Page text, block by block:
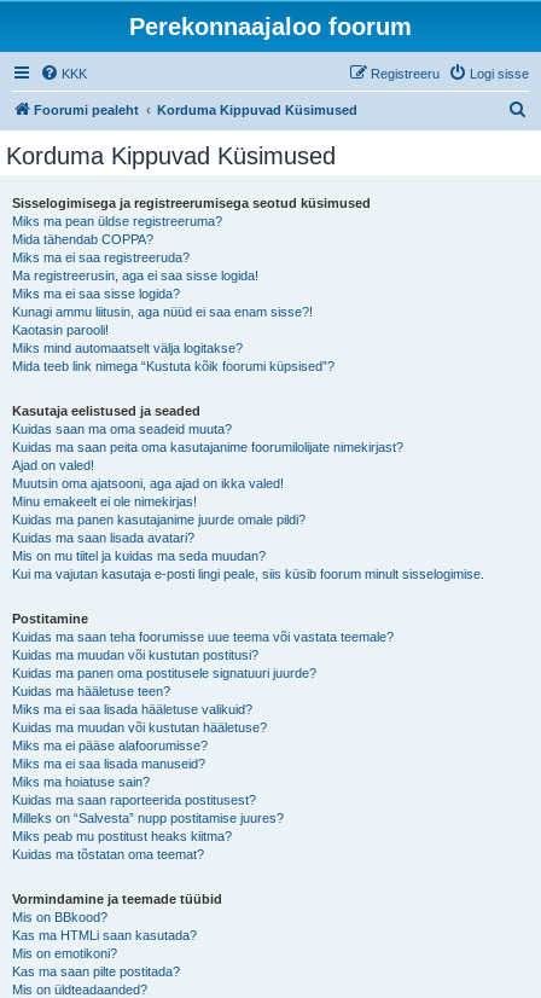
Perekonnaajaloo foorum
KKK Logi sisse
Registreeru
Foorumi pealeht Korduma Kippuvad Küsimused
Korduma Kippuvad Küsimused
Sisselogimisega ja registreerumisega seotud küsimused
Miks ma pean üldse registreeruma?
Mida tähendab COPPA?
Miks ma ei saa registreeruda?
Ma registreerusin, aga ei saa sisse logida!
Miks ma ei saa sisse logida?
Kunagi ammu liitusin, aga nüüd ei saa enam sisse?!
Kaotasin parooli!
Miks mind automaatselt välja logitakse?
Mida teeb link nimega “Kustuta kõik foorumi küpsised”?
Kasutaja eelistused ja seaded
Kuidas saan ma oma seadeid muuta?
Kuidas ma saan peita oma kasutajanime foorumilolijate nimekirjast?
Ajad on valed!
Muutsin oma ajatsooni, aga ajad on ikka valed!
Minu emakeelt ei ole nimekirjas!
Kuidas ma panen kasutajanime juurde omale pildi?
Kuidas ma saan lisada avatari?
Mis on mu tiitel ja kuidas ma seda muudan?
Kui ma vajutan kasutaja e-posti lingi peale, siis küsib foorum minult sisselogimise.
Postitamine
Kuidas ma saan teha foorumisse uue teema või vastata teemale?
Kuidas ma muudan või kustutan postitusi?
Kuidas ma panen oma postitusele signatuuri juurde?
Kuidas ma hääletuse teen?
Miks ma ei saa lisada hääletuse valikuid?
Kuidas ma muudan või kustutan hääletuse?
Miks ma ei pääse alafoorumisse?
Miks ma ei saa lisada manuseid?
Miks ma hoiatuse sain?
Kuidas ma saan raporteerida postitusest?
Milleks on “Salvesta” nupp postitamise juures?
Miks peab mu postitust heaks kiitma?
Kuidas ma tõstatan oma teemat?
Vormindamine ja teemade tüübid
Mis on BBkood?
Kas ma HTMLi saan kasutada?
Mis on emotikoni?
Kas ma saan pilte postitada?
Mis on üldteadaanded?